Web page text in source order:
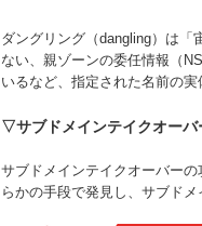
ダングリング（dangling）は「
ない、親ゾーンの委任情報（
いるなど、指定された名前の
▽サブドメインテイクオーバ
サブドメインテイクオーバー
らかの手段で発見し、サブド